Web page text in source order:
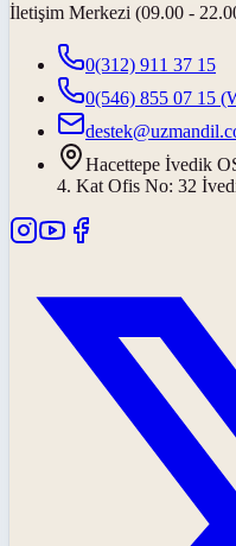
İletişim Merkezi (09.00 -
0(312) 911 37 15
0(546) 855 07 15
Hacettepe İvedik
4. Kat Ofis No: 32